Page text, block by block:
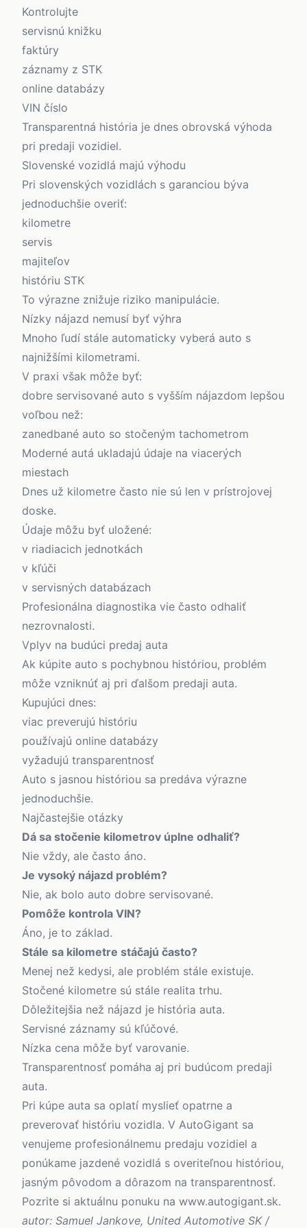
Kontrolujte
servisnú knižku
faktúry
záznamy z STK
online databázy
VIN číslo
Transparentná história je dnes obrovská výhoda
pri predaji vozidiel.
Slovenské vozidlá majú výhodu
Pri slovenských vozidlách s garanciou býva
jednoduchšie overiť:
kilometre
servis
majiteľov
históriu STK
To výrazne znižuje riziko manipulácie.
Nízky nájazd nemusí byť výhra
Mnoho ľudí stále automaticky vyberá auto s
najnižšími kilometrami.
V praxi však môže byť:
dobre servisované auto s vyšším nájazdom lepšou
voľbou než:
zanedbané auto so stočeným tachometrom
Moderné autá ukladajú údaje na viacerých
miestach
Dnes už kilometre často nie sú len v prístrojovej
doske.
Údaje môžu byť uložené:
v riadiacich jednotkách
v kľúči
v servisných databázach
Profesionálna diagnostika vie často odhaliť
nezrovnalosti.
Vplyv na budúci predaj auta
Ak kúpite auto s pochybnou históriou, problém
môže vzniknúť aj pri ďalšom predaji auta.
Kupujúci dnes:
viac preverujú históriu
používajú online databázy
vyžadujú transparentnosť
Auto s jasnou históriou sa predáva výrazne
jednoduchšie.
Najčastejšie otázky
Dá sa stočenie kilometrov úplne odhaliť?
Nie vždy, ale často áno.
Je vysoký nájazd problém?
Nie, ak bolo auto dobre servisované.
Pomôže kontrola VIN?
Áno, je to základ.
Stále sa kilometre stáčajú často?
Menej než kedysi, ale problém stále existuje.
Stočené kilometre sú stále realita trhu.
Dôležitejšia než nájazd je história auta.
Servisné záznamy sú kľúčové.
Nízka cena môže byť varovanie.
Transparentnosť pomáha aj pri budúcom predaji
auta.
Pri kúpe auta sa oplatí myslieť opatrne a
preverovať históriu vozidla. V AutoGigant sa
venujeme profesionálnemu predaju vozidiel a
ponúkame jazdené vozidlá s overiteľnou históriou,
jasným pôvodom a dôrazom na transparentnosť.
Pozrite si aktuálnu ponuku na www.autogigant.sk.
autor: Samuel Jankove, United Automotive SK /